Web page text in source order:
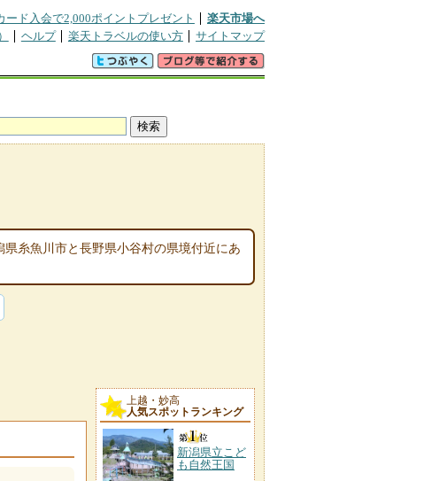
ード入会で2,000ポイントプレゼント
楽天市場へ
ヘルプ 楽天トラベルの使い方 サイトマップ
糸魚川市と長野県小谷村の県境付近にあ
上越・妙高
人気スポットランキング
新潟県立こど
も自然王国